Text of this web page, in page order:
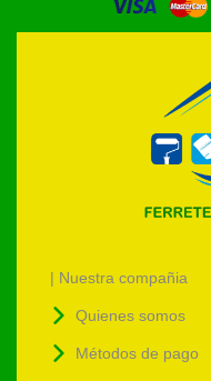
| Nuestra compañia
Quienes somos
Métodos de pago